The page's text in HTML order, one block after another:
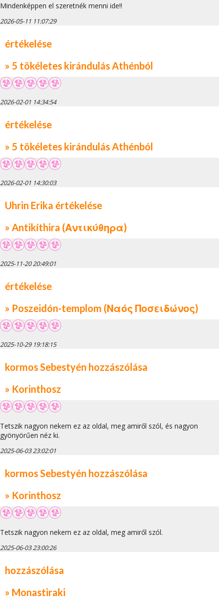
Mindenképpen el szeretnék menni ide!!
2026-05-11 11:07:29
értékelése
» 5 tökéletes kirándulás Athénból
2026-02-01 14:34:54
értékelése
» 5 tökéletes kirándulás Athénból
2026-02-01 14:30:03
Uhrin Erika értékelése
» Antikíthira (Αντικύθηρα)
2025-11-20 20:49:01
értékelése
» Poszeidón-templom (Ναός Ποσειδώνος)
2025-10-29 19:18:15
kormos Sebestyén hozzászólása
» Korinthosz
Tetszik nagyon nekem ez az oldal, meg amiről szól, és nagyon
gyönyörűen néz ki.
2025-06-03 23:02:01
kormos Sebestyén hozzászólása
» Korinthosz
Tetszik nagyon nekem ez az oldal, meg amiről szól.
2025-06-03 23:00:26
hozzászólása
» Monastiraki